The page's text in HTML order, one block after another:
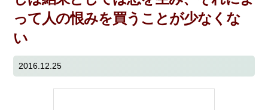
って人の恨みを買うことが少なくな
い
2016.12.25